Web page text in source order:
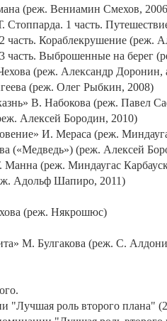
(реж. Вениамин Смехов,
Стоппарда. 1 часть.
часть. Кораблекрушение (реж.
часть. Выброшенные на берег
(реж. Александр
(реж. Олег Рыбкин, 2008)
В. Набокова (реж. Павел
Алексей Бородин, 2010)
И. Мераса (реж.
(«Медведь») (реж. Алексей
Манна (реж. Миндаугас
Адольф Шапиро, 2011)
(реж. Някрошюс)
М. Булгакова (реж. С.
"Лучшая роль второго плана"